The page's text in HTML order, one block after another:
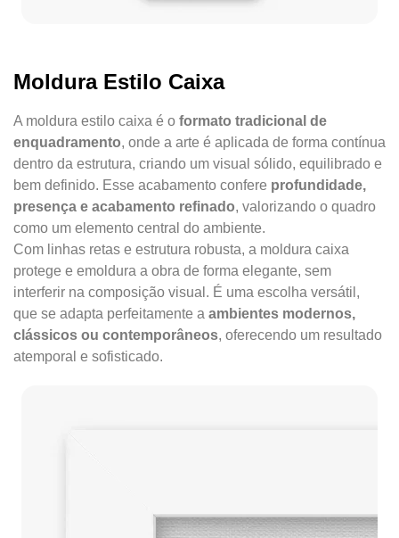
Moldura Estilo Caixa
A moldura estilo caixa é o formato tradicional de
enquadramento, onde a arte é aplicada de forma contínua
dentro da estrutura, criando um visual sólido, equilibrado e
bem definido. Esse acabamento confere profundidade,
presença e acabamento refinado, valorizando o quadro
como um elemento central do ambiente.
Com linhas retas e estrutura robusta, a moldura caixa
protege e emoldura a obra de forma elegante, sem
interferir na composição visual. É uma escolha versátil,
que se adapta perfeitamente a ambientes modernos,
clássicos ou contemporâneos, oferecendo um resultado
atemporal e sofisticado.